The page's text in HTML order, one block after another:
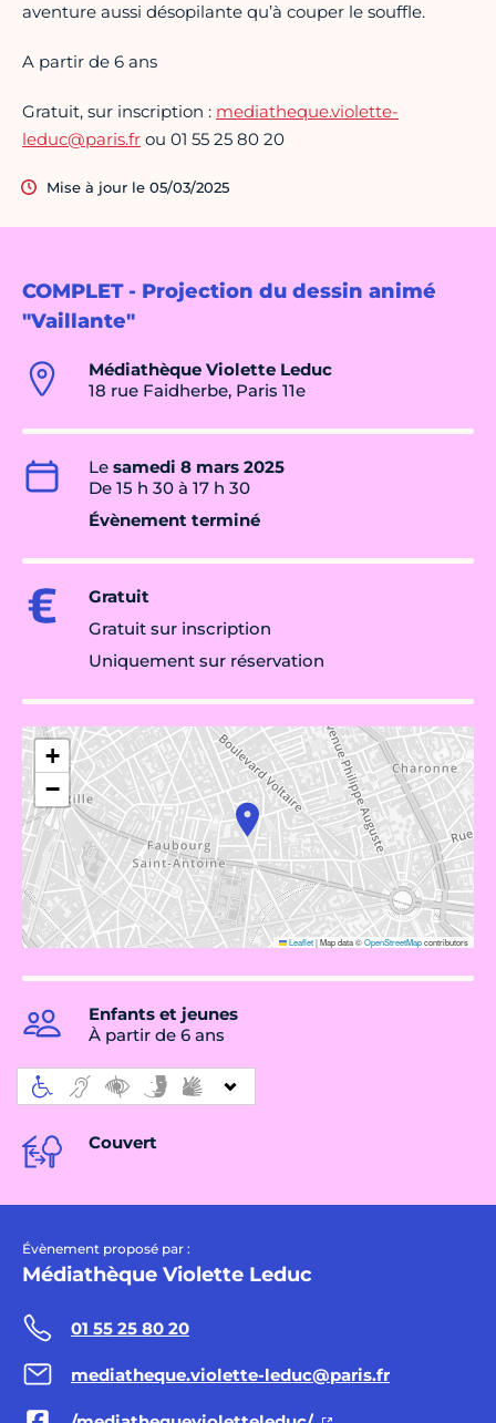
COMPLET - Projection du dessin animé
"Vaillante"
Médiathèque Violette Leduc
18 rue Faidherbe, Paris 11e
Le samedi 8 mars 2025
De 15 h 30 à 17 h 30
Évènement terminé
Gratuit
Gratuit sur inscription
Uniquement sur réservation
+
−
Leaflet|Map data ©OpenStreetMapcontributors
Enfants et jeunes
À partir de 6 ans
Couvert
Évènement proposé par :
Médiathèque Violette Leduc
01 55 25 80 20
mediatheque.violette-leduc@paris.fr
aventure aussi désopilante qu’à couper le souffle.
A partir de 6 ans
Gratuit, sur inscription : mediatheque.violette-
leduc@paris.fr ou 01 55 25 80 20
Mise à jour le 05/03/2025